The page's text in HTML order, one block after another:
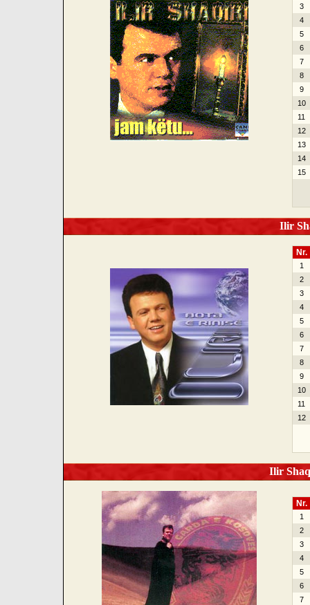
3
4
5
6
7
8
9
10
11
12
13
14
15
Ilir
Nr.
1
2
3
4
5
6
7
8
9
10
11
12
Ilir
Nr.
1
2
3
4
5
6
7